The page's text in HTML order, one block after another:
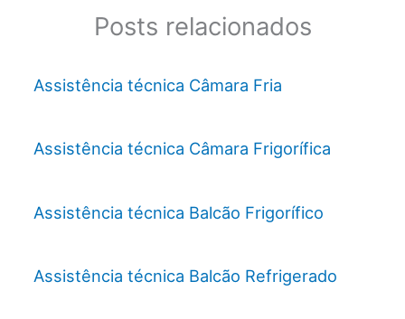
Posts relacionados
Assistência técnica Câmara Fria
Assistência técnica Câmara Frigorífica
Assistência técnica Balcão Frigorífico
Assistência técnica Balcão Refrigerado